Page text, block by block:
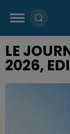
LE
2026,